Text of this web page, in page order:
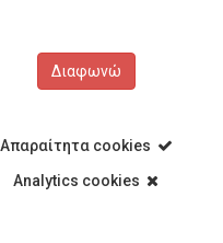
Διαφωνώ
Απαραίτητα cookies
Analytics cookies